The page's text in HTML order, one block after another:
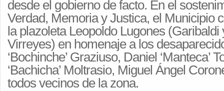
desde el gobierno de facto. En el
Verdad, Memoria y Justica, el Municipio
la plazoleta Leopoldo Lugones (Garibaldi
Virreyes) en homenaje a los
‘Bochinche’ Graziuso, Daniel ‘Manteca’
‘Bachicha’ Moltrasio, Miguel Ángel
todos vecinos de la zona.